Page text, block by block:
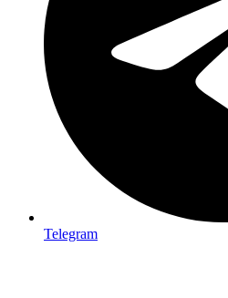
Telegram